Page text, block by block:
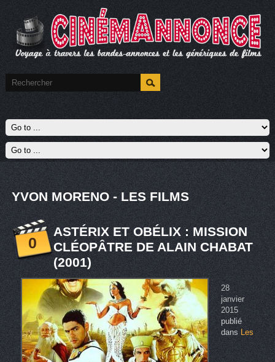
YVON MORENO - LES FILMS
0
ASTÉRIX ET OBÉLIX : MISSION
CLÉOPÂTRE DE ALAIN CHABAT
(2001)
28
janvier
2015
publié
dansLes